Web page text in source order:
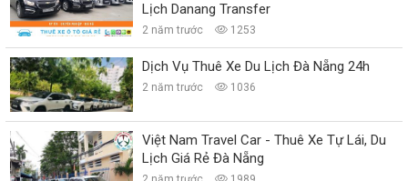
Lịch Danang Transfer
2 năm trước 1253
Dịch Vụ Thuê Xe Du Lịch Đà Nẵng 24h
2 năm trước 1036
Việt Nam Travel Car - Thuê Xe Tự Lái, Du
Lịch Giá Rẻ Đà Nẵng